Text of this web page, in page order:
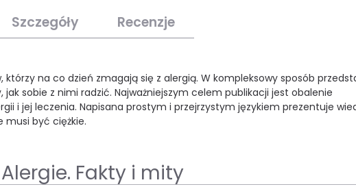
Szczegóły Recenzje
na co dzień zmagają się z alergią. W kompleksowy sposób
sobie z nimi radzić. Najważniejszym celem publikacji jest obalenie
i jej leczenia. Napisana prostym i przejrzystym językiem prezentuje
musi być ciężkie.
Fakty i mity